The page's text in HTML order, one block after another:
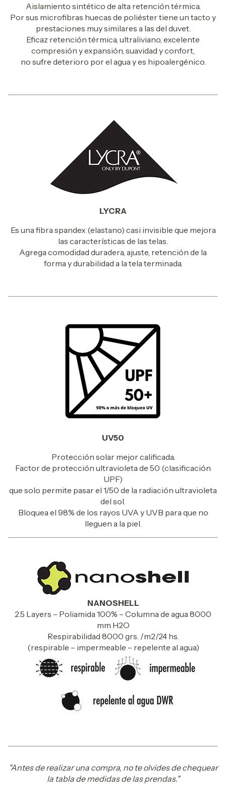
Aislamiento sintético de alta retención térmica.
Por sus microfibras huecas de poliéster tiene un tacto y
prestaciones muy similares a las del duvet.
Eficaz retención térmica, ultraliviano, excelente
compresión y expansión, suavidad y confort,
no sufre deterioro por el agua y es hipoalergénico.
LYCRA
Es una fibra spandex (elastano) casi invisible que mejora
las características de las telas.
Agrega comodidad duradera, ajuste, retención de la
forma y durabilidad a la tela terminada.
UV50
Protección solar mejor calificada.
Factor de protección ultravioleta de 50 (clasificación
UPF)
que solo permite pasar el 1/50 de la radiación ultravioleta
del sol.
Bloquea el 98% de los rayos UVA y UVB para que no
lleguen a la piel.
NANOSHELL
2.5 Layers – Poliamida 100% – Columna de agua 8000
mm H2O
Respirabilidad 8000 grs. /m2/24 hs.
(respirable – impermeable – repelente al agua)
"Antes de realizar una compra, no te olvides de chequear
la tabla de medidas de las prendas."